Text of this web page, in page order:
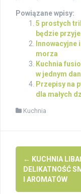
Powiązane wpisy:
5 prostych
będzie
morza
Kuchnia
w jednym
Przepisy na
dla małych
Kuchnia
Post
navigation
← KUCHNIA
DELIKATNOŚĆ
I AROMATÓW